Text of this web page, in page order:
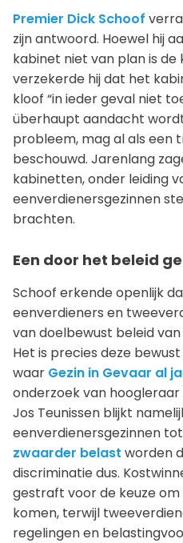
Premier Dick Schoof
zijn antwoord. Hoewel hij
kabinet niet van plan is
verzekerde hij dat het
kloof “in ieder geval niet
überhaupt aandacht
probleem, mag al als een
beschouwd. Jarenlang
kabinetten, onder leiding
eenverdienersgezinnen
brachten.
Een door het beleid
Schoof erkende openlijk
eenverdieners en
van doelbewust beleid
Het is precies deze
waar Gezin in Gevaar al
onderzoek van
Jos Teunissen blijkt
eenverdienersgezinnen
zwaarder belast worden
discriminatie dus.
gestraft voor de keuze
komen, terwijl
regelingen en